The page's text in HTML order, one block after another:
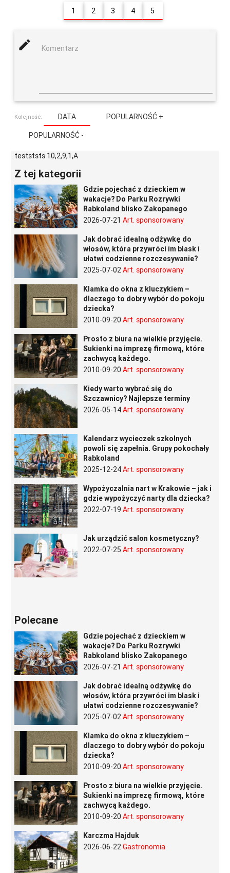
1
2 3 4 5
mode_edit Komentarz
Kolejność: DATA
POPULARNOŚĆ +
POPULARNOŚĆ -
testststs 10,2,9,1,A
Z tej kategorii
Gdzie pojechać z dzieckiem w
wakacje? Do Parku Rozrywki
Rabkoland blisko Zakopanego
2026-07-21 Art. sponsorowany
Jak dobrać idealną odżywkę do
włosów, która przywróci im blask i
ułatwi codzienne rozczesywanie?
2025-07-02Art. sponsorowany
Klamka do okna z kluczykiem –
dlaczego to dobry wybór do pokoju
dziecka?
2010-09-20 Art. sponsorowany
Prosto z biura na wielkie przyjęcie.
Sukienki na imprezę firmową, które
zachwycą każdego.
2010-09-20 Art. sponsorowany
Kiedy warto wybrać się do
Szczawnicy? Najlepsze terminy
2026-05-14Art. sponsorowany
Kalendarz wycieczek szkolnych
powoli się zapełnia. Grupy pokochały
Rabkoland
2025-12-24Art. sponsorowany
Wypożyczalnia nart w Krakowie – jak i
gdzie wypożyczyć narty dla dziecka?
2022-07-19 Art. sponsorowany
Jak urządzić salon kosmetyczny?
2022-07-25 Art. sponsorowany
Polecane
Gdzie pojechać z dzieckiem w
wakacje? Do Parku Rozrywki
Rabkoland blisko Zakopanego
2026-07-21 Art. sponsorowany
Jak dobrać idealną odżywkę do
włosów, która przywróci im blask i
ułatwi codzienne rozczesywanie?
2025-07-02 Art. sponsorowany
Klamka do okna z kluczykiem –
dlaczego to dobry wybór do pokoju
dziecka?
2010-09-20 Art. sponsorowany
Prosto z biura na wielkie przyjęcie.
Sukienki na imprezę firmową, które
zachwycą każdego.
2010-09-20 Art. sponsorowany
Karczma Hajduk
2026-06-22 Gastronomia